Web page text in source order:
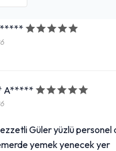
A*****
Güler yüzlü
yemek yenecek yer